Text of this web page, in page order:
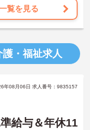
覧を見る
・福祉求人
年08月06日 求人番号：9835157
給与＆年休11